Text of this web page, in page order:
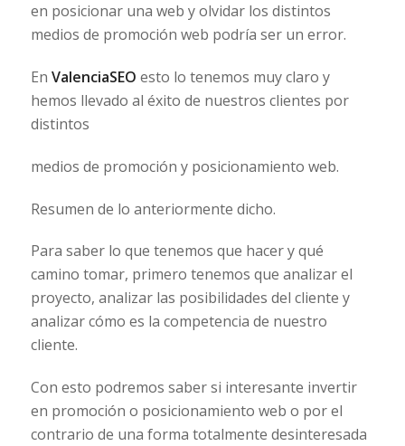
en posicionar una web y olvidar los distintos
medios de promoción web podría ser un error.
En ValenciaSEO esto lo tenemos muy claro y
hemos llevado al éxito de nuestros clientes por
distintos
medios de promoción y posicionamiento web.
Resumen de lo anteriormente dicho.
Para saber lo que tenemos que hacer y qué
camino tomar, primero tenemos que analizar el
proyecto, analizar las posibilidades del cliente y
analizar cómo es la competencia de nuestro
cliente.
Con esto podremos saber si interesante invertir
en promoción o posicionamiento web o por el
contrario de una forma totalmente desinteresada